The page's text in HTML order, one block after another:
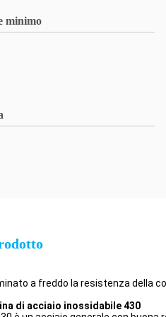
minimo
a freddo la resistenza della
di acciaio inossidabile 430